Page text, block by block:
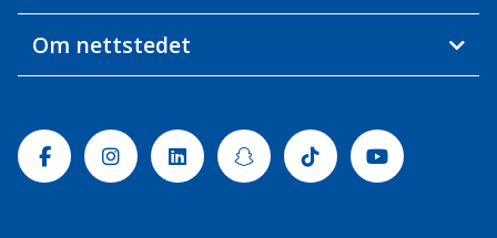
Om nettstedet
FacebookInstagramLinkedinSnapchatTiktok Youtube